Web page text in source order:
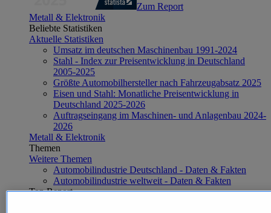
Zum Report
Metall & Elektronik
Beliebte Statistiken
Aktuelle Statistiken
Umsatz im deutschen Maschinenbau 1991-2024
Stahl - Index zur Preisentwicklung in Deutschland
2005-2025
Größte Automobilhersteller nach Fahrzeugabsatz 2025
Eisen und Stahl: Monatliche Preisentwicklung in
Deutschland 2025-2026
Auftragseingang im Maschinen- und Anlagenbau 2024-
2026
Metall & Elektronik
Themen
Weitere Themen
Automobilindustrie Deutschland - Daten & Fakten
Automobilindustrie weltweit - Daten & Fakten
Top Report